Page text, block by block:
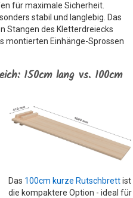
für maximale Sicherheit.
stabil und langlebig. Das
Stangen des Kletterdreiecks
montierten Einhänge-Sprossen
150cm lang vs. 100cm
Das 100cm kurze Rutschbrettist
die kompaktere Option - ideal für